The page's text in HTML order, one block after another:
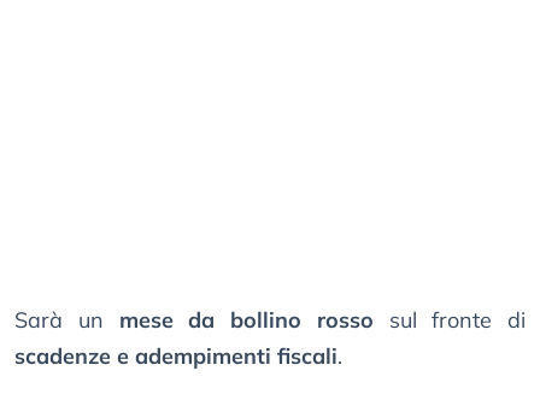
Sarà un mese da bollino rosso sul fronte di
scadenze e adempimenti fiscali.